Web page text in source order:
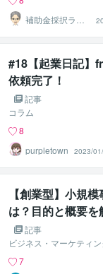
補助金採択ラボ
【事業計画書販
売】
#18【起業日記】
依頼完了！
記事
コラム
8
purpletown
2023/
【創業型】小規
は？目的と概要を
記事
ビジネス・マーケティ
7